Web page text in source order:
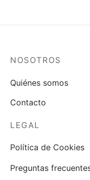
NOSOTROS
Quiénes somos
Contacto
LEGAL
Política de Cookies
Preguntas